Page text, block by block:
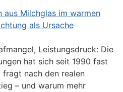
Leistungsdruck: Die
hat sich seit 1990 fast
nach den realen
– und warum mehr